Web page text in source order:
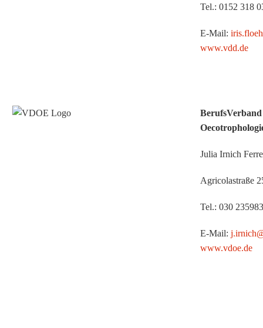
Tel.: 0152 318
E-Mail:
www.vdd.de
BerufsVerband
Julia Irnich
Agricolastraße
Tel.: 030
E-Mail:
www.vdoe.de